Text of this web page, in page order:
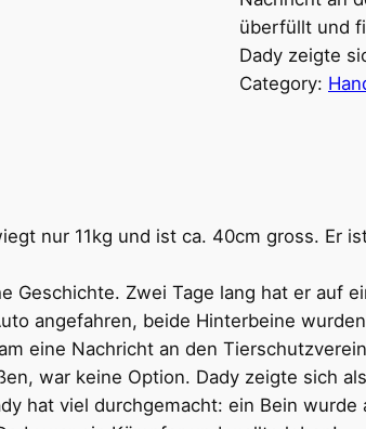
überfüllt und
Dady zeigte
Category:
nur 11kg und ist ca. 40cm gross. Er
Geschichte. Zwei Tage lang hat er auf
angefahren, beide Hinterbeine
eine Nachricht an den
war keine Option. Dady zeigte sich
hat viel durchgemacht: ein Bein